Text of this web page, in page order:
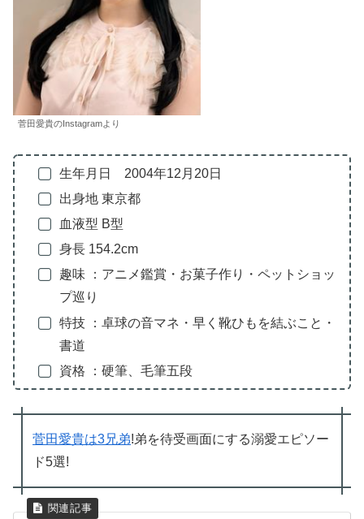
菅田愛貴のInstagramより
生年月日 2004年12月20日
出身地 東京都
血液型 B型
身長 154.2cm
趣味 ：アニメ鑑賞・お菓子作り・ペットショッ
プ巡り
特技 ：卓球の音マネ・早く靴ひもを結ぶこと・
書道
資格 ：硬筆、毛筆五段
菅田愛貴は3兄弟!弟を待受画面にする溺愛エピソー
ド5選!